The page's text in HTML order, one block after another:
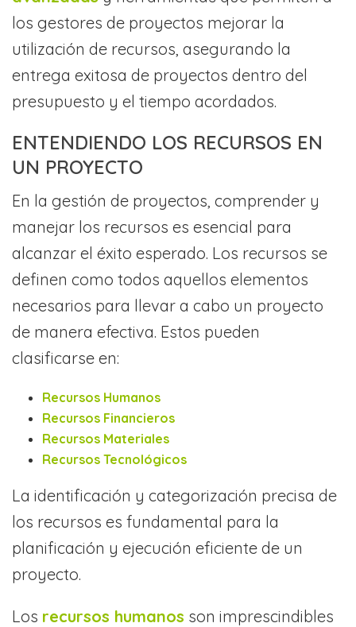
los gestores de proyectos mejorar la
utilización de recursos, asegurando la
entrega exitosa de proyectos dentro del
presupuesto y el tiempo acordados.
ENTENDIENDO LOS RECURSOS EN
UN PROYECTO
En la gestión de proyectos, comprender y
manejar los recursos es esencial para
alcanzar el éxito esperado. Los recursos se
definen como todos aquellos elementos
necesarios para llevar a cabo un proyecto
de manera efectiva. Estos pueden
clasificarse en:
Recursos Humanos
Recursos Financieros
Recursos Materiales
Recursos Tecnológicos
La identificación y categorización precisa de
los recursos es fundamental para la
planificación y ejecución eficiente de un
proyecto.
Los recursos humanos son imprescindibles